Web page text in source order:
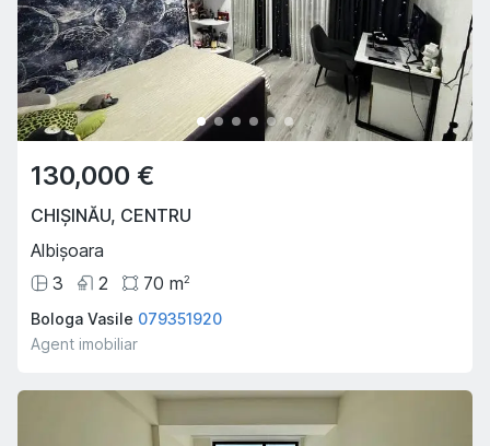
130,000 €
CHIȘINĂU, CENTRU
Albișoara
3
2 70 m2
Bologa Vasile 079351920
Agent imobiliar